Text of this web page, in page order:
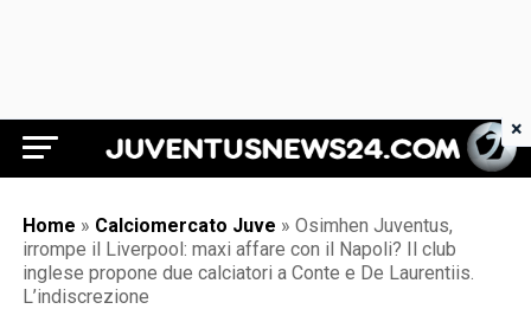
Juventus News 24
Home » Calciomercato Juve » Osimhen Juventus,
irrompe il Liverpool: maxi affare con il Napoli? Il club
inglese propone due calciatori a Conte e De Laurentiis.
L’indiscrezione
×